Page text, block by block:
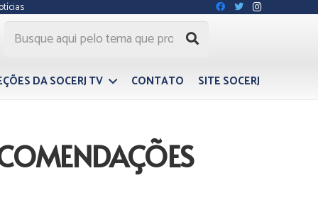
DA SOCERJ TV CONTATO SITE SOCERJ